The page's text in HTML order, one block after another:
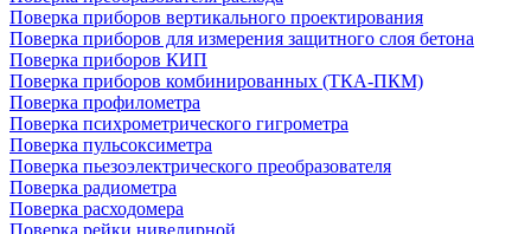
Поверка приборов вертикального проектирования
Поверка приборов для измерения защитного слоя бетона
Поверка приборов КИП
Поверка приборов комбинированных (ТКА-ПКМ)
Поверка профилометра
Поверка психрометрического гигрометра
Поверка пульсоксиметра
Поверка пьезоэлектрического преобразователя
Поверка радиометра
Поверка расходомера
Поверка рейки нивелирной